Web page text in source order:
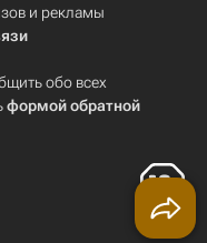
и рекламы
обо всех
формой обратной